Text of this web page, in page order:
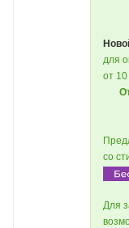
для
от 10
со
Для